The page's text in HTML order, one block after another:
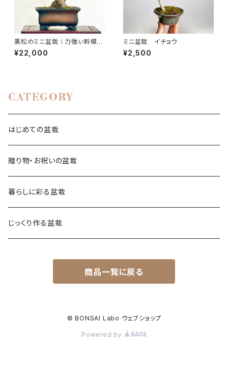
黒松のミニ盆栽｜力強い幹模様
を楽しむ一鉢｜高さ約20cm
¥22,000
ミニ盆栽 イチョウ
¥2,500
CATEGORY
はじめての盆栽
贈り物・お祝いの盆栽
暮らしに彩る盆栽
じっくり作る盆栽
商品一覧に戻る
© BONSAI Labo ウェブショップ
Powered by